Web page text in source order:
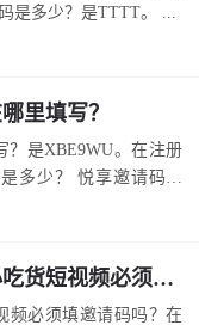
是多少？是TTTT。 ...
里填写？
？是XBE9WU。在注册
多少？ 悦享邀请码是
小吃货短视频怎么查看邀请码？小吃货短视频必须填邀请码吗？
频必须填邀请码吗？在